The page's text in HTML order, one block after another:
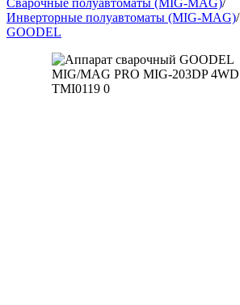
Сварочные полуавтоматы (MIG-MAG)/
Инверторные полуавтоматы (MIG-MAG)/
GOODEL